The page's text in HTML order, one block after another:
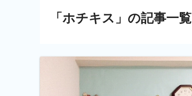
「ホチキス」の記事一覧